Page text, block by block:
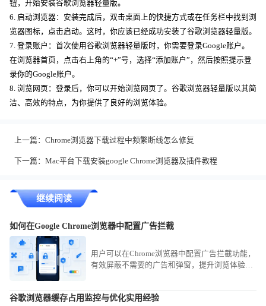
钮，开始安装谷歌浏览器轻量版。
6. 启动浏览器：安装完成后，双击桌面上的快捷方式或在任务栏中找到浏
览器图标，点击启动。这时，你应该已经成功安装了谷歌浏览器轻量版。
7. 登录账户：首次使用谷歌浏览器轻量版时，你需要登录Google账户。
在浏览器首页，点击右上角的“+”号，选择“添加账户”，然后按照提示登
录你的Google账户。
8. 浏览网页：登录后，你可以开始浏览网页了。谷歌浏览器轻量版以其简
洁、高效的特点，为你提供了良好的浏览体验。
上一篇： Chrome浏览器下载过程中频繁断线怎么修复
下一篇： Mac平台下载安装google Chrome浏览器及插件教程
继续阅读
如何在Google Chrome浏览器中配置广告拦截
用户可以在Chrome浏览器中配置广告拦截功能，
有效屏蔽不需要的广告和弹窗，提升浏览体验并
谷歌浏览器缓存占用监控与优化实用经验